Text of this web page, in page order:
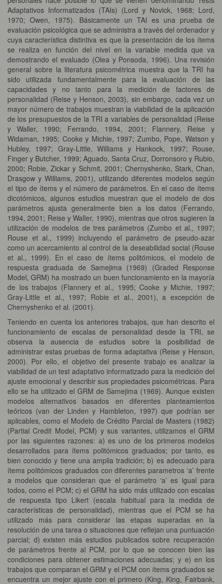
Adaptativos Informatizados (TAIs) (Lord y Novick, 1968; Lord,
1970; Owen, 1975). Básicamente un TAI es una prueba de
evaluación psicológica que se administra a través del ordenador y
cuya característica distintiva es que la presentación de los ítems
se realiza en función del nivel en la variable medida que va
demostrando el evaluado (Olea y Ponsoda, 1996). Una revisión
general sobre la literatura psicométrica muestra que la TRI ha
sido utilizada fundamentalmente para la evaluación de las
capacidades y no tanto para la medición de factores de
personalidad (Reise y Henson, 2003), sin embargo, cada vez un
mayor número de trabajos muestran la viabilidad de la aplicación
de los presupuestos de la TRI a variables de personalidad (Reise
y Waller, 1990; Ferrando, 1994, 2001; Flannery, Reise y
Widaman, 1995; Cooke y Michie, 1997; Zumbo, Pope, Watson y
Hubley, 1997; Gray-Little, Williams y Hankock, 1997; Rouse,
Finger y Butcher, 1999; Aguado, Santa Cruz, Dorronsoro y Rubio,
2000; Robie, Zickar y Schmit, 2001; Chernyshenko, Stark, Chan,
Drasgow y Williams, 2001), utilizando diferentes modelos según
el tipo de ítems y el número de parámetros. En el caso de ítems
dicotómicos, algunos estudios muestran que el modelo de dos
parámetros ajusta generalmente bien a los datos (Ferrando,
1994, 2001; Reise y Waller, 1990), mientras que otros sugieren la
utilización de modelos de tres parámetros (Zumbo et al., 1997;
Rouse et al., 1999) incluyendo el parámetro de pseudo-azar
como un acercamiento al control de la deseabilidad social (Rouse
et al., 1999). En el caso de ítems politómicos, el modelo de
respuesta graduada de Samejima (1969) (Graded Response
Model, GRM) ha mostrado un buen funcionamiento en la mayoría
de los trabajos (Flannery et al., 1995; Cooke y Michie, 1997;
Gray-Little et al., 1997; Robie et al., 2001), a excepción de
Chernyshenko et al. (2001).
Teniendo en cuenta los anteriores trabajos, que han descrito el
funcionamiento de escalas de personalidad desde la TRI, se
observa la ausencia de estudios sobre la posibilidad de
administrar estas pruebas de forma adaptativa (Reise y Henson,
2000). Por ello, el objetivo del presente trabajo es analizar la
viabilidad de un test adaptativo informatizado para la medición del
ajuste emocional y describir sus propiedades psicométricas. Para
ello se ha utilizado el GRM de Samejima (1969). Aunque existen
modelos alternativos basados en diferentes planteamientos
teóricos (van der Linden y Hambleton, 1997) que podrían ser
aplicables, como el Modelo de Crédito Parcial de Masters (1982)
(Partial Credit Model, PCM) y sus variantes, utilizamos el GRM
por las siguientes razones: a) es uno de los primeros modelos
desarrollados para ítems politómicos graduados; por tanto, es
bien conocido y tiene una amplia tradición; b) es adecuado para
ítems politómicos graduados con diferentes parametros ‘a’ frente
a modelos que consideran que el parámetro ‘a’ es igual para
todos, como el PCM; c) el GRM ha sido más utilizado con escalas
de respuesta tipo Likert (escala habitual para la medida de
características de personalidad), mientras que el PCM se ha
utilizado más para considerar las etapas superadas en la
resolución de una tarea o situaciones que reflejan una puntuación
parcial; d) existen más estudios publicados sobre recuperación
de parámetros frente al PCM, por lo que se conocen bien las
condiciones para obtener estimaciones adecuadas; y e) en los
trabajos que comparan el GRM y el PCM con ítems graduados se
encuentra un mejor ajuste con el primero (King, King, Fairbank,